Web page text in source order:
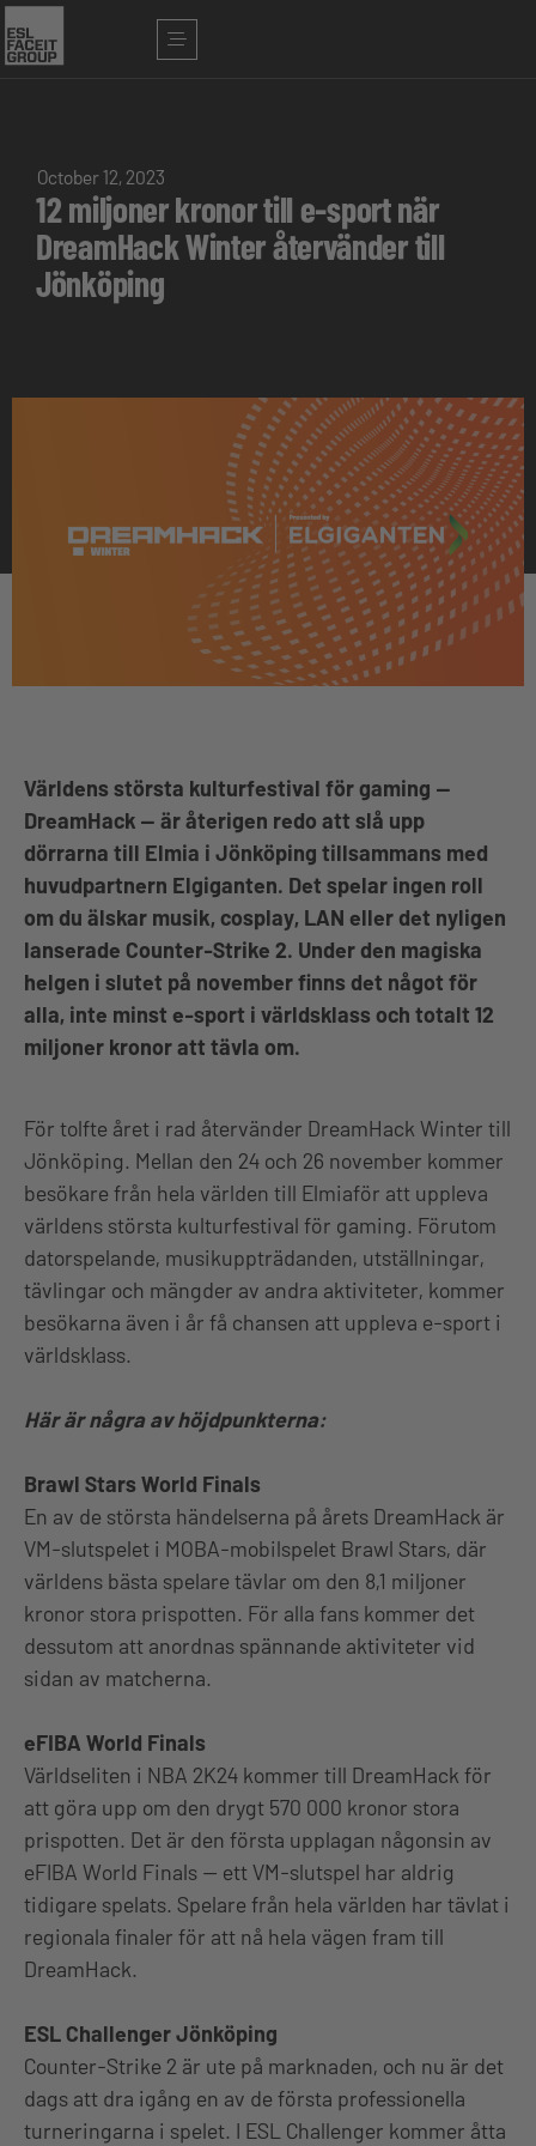
October 12, 2023
12 miljoner kronor till e-sport när
DreamHack Winter återvänder till
Jönköping
Världens största kulturfestival för gaming —
DreamHack — är återigen redo att slå upp
dörrarna till Elmia i Jönköping tillsammans med
huvudpartnern Elgiganten. Det spelar ingen roll
om du älskar musik, cosplay, LAN eller det nyligen
lanserade Counter-Strike 2. Under den magiska
helgen i slutet på november finns det något för
alla, inte minst e-sport i världsklass och totalt 12
miljoner kronor att tävla om.
För tolfte året i rad återvänder DreamHack Winter till
Jönköping. Mellan den 24 och 26 november kommer
besökare från hela världen till Elmiaför att uppleva
världens största kulturfestival för gaming. Förutom
datorspelande, musikuppträdanden, utställningar,
tävlingar och mängder av andra aktiviteter, kommer
besökarna även i år få chansen att uppleva e-sport i
världsklass.
Här är några av höjdpunkterna:
Brawl Stars World Finals
En av de största händelserna på årets DreamHack är
VM-slutspelet i MOBA-mobilspelet Brawl Stars, där
världens bästa spelare tävlar om den 8,1 miljoner
kronor stora prispotten. För alla fans kommer det
dessutom att anordnas spännande aktiviteter vid
sidan av matcherna.
eFIBA World Finals
Världseliten i NBA 2K24 kommer till DreamHack för
att göra upp om den drygt 570 000 kronor stora
prispotten. Det är den första upplagan någonsin av
eFIBA World Finals — ett VM-slutspel har aldrig
tidigare spelats. Spelare från hela världen har tävlat i
regionala finaler för att nå hela vägen fram till
DreamHack.
ESL Challenger Jönköping
Counter-Strike 2 är ute på marknaden, och nu är det
dags att dra igång en av de första professionella
turneringarna i spelet. I ESL Challenger kommer åtta